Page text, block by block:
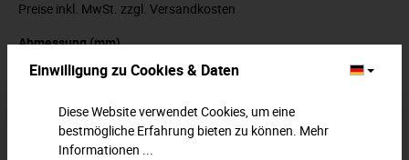
Preise inkl. MwSt. zzgl. Versandkosten
Abmessung (mm)
In den Warenkorb
Einwilligung zu Cookies & Daten
Diese Website verwendet Cookies, um eine
bestmögliche Erfahrung bieten zu können. Mehr
Informationen ...